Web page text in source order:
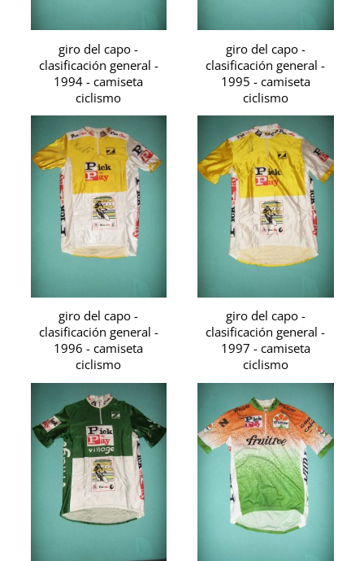
giro del capo -
clasificación general -
1994 - camiseta
ciclismo
giro del capo -
clasificación general -
1995 - camiseta
ciclismo
giro del capo -
clasificación general -
1996 - camiseta
ciclismo
giro del capo -
clasificación general -
1997 - camiseta
ciclismo